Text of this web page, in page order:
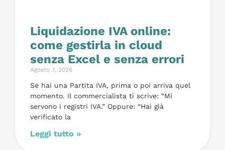
Liquidazione IVA online:
come gestirla in cloud
senza Excel e senza errori
Agosto 7, 2026
Se hai una Partita IVA, prima o poi arriva quel
momento. Il commercialista ti scrive: “Mi
servono i registri IVA.” Oppure: “Hai già
verificato la
Leggi tutto »